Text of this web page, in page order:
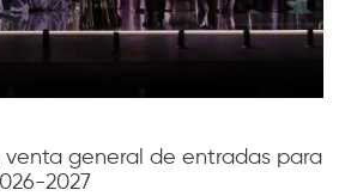
venta general de entradas para
2027